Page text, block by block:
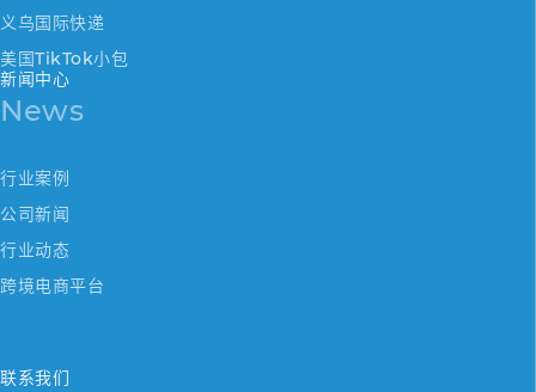
义乌国际快递
美国TikTok小包
新闻中心
News
行业案例
公司新闻
行业动态
跨境电商平台
联系我们